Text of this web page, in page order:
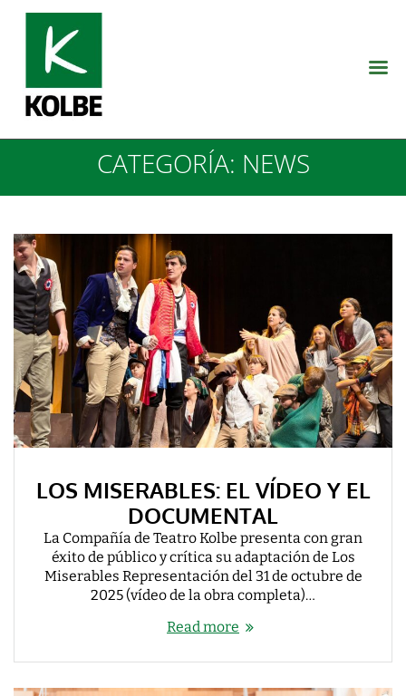
CATEGORÍA: NEWS
LOS MISERABLES: EL VÍDEO Y EL
DOCUMENTAL
La Compañía de Teatro Kolbe presenta con gran
éxito de público y crítica su adaptación de Los
Miserables Representación del 31 de octubre de
2025 (vídeo de la obra completa)…
Read more